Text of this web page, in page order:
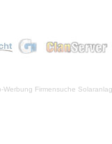
Werbung Firmensuche